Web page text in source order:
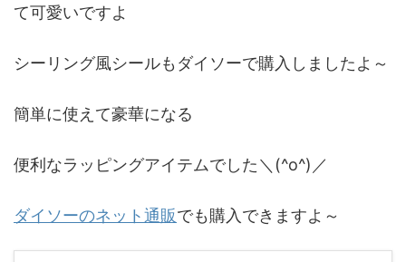
て可愛いですよ
シーリング風シールもダイソーで購入しましたよ～
簡単に使えて豪華になる
便利なラッピングアイテムでした＼(^o^)／
ダイソーのネット通販でも購入できますよ～